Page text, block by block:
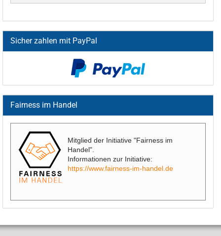
Sicher zahlen mit PayPal
Fairness im Handel
Mitglied der Initiative "Fairness im
Handel".
Informationen zur Initiative:
https://www.fairness-im-handel.de